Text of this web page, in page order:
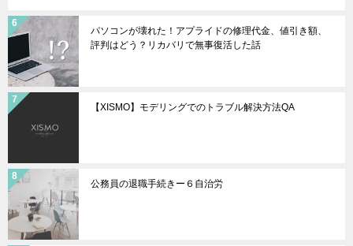
パソコンが壊れた！アプライドの修理代金、値引き額、
評判はどう？リカバリで無事復活した話
【XISMO】モデリングでのトラブル解決方法QA
公務員の退職手続きー６自治労